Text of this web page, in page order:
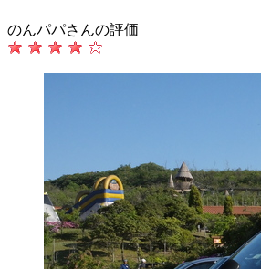
のんパパさんの評価